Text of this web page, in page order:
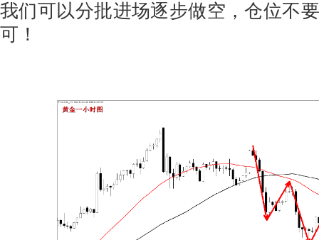
我们可以分批进场逐步做空，仓位不
可！